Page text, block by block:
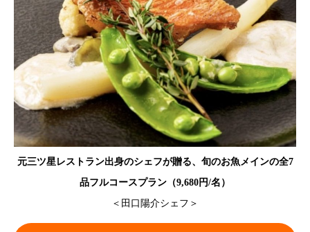
元三ツ星レストラン出身のシェフが贈る、旬のお魚メインの全7
品フルコースプラン（9,680円/名）
＜田口陽介シェフ＞